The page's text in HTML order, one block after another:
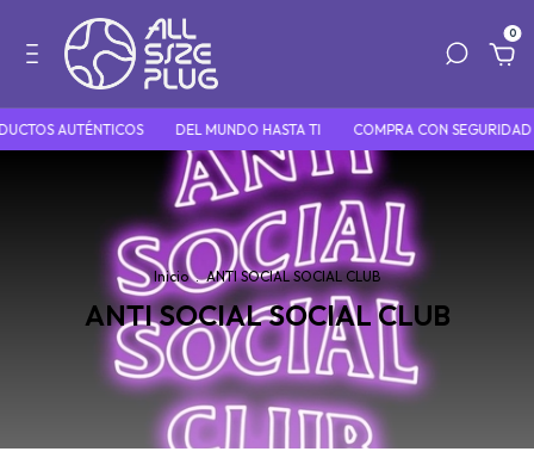
0
AUTÉNTICOS DEL MUNDO HASTA TI COMPRA CON
Inicio . ANTI SOCIAL SOCIAL CLUB
ANTI SOCIAL SOCIAL CLUB